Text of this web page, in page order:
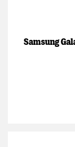
Samsung